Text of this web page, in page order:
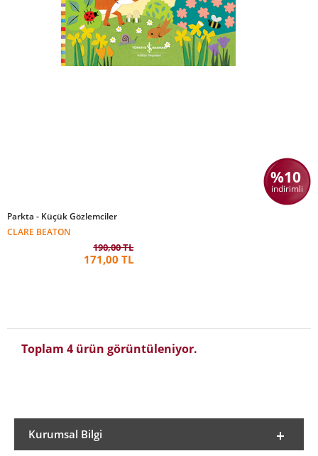
%10
indirimli
Parkta - Küçük Gözlemciler
CLARE BEATON
190,00 TL
171,00 TL
Toplam 4 ürün görüntüleniyor.
Kurumsal Bilgi